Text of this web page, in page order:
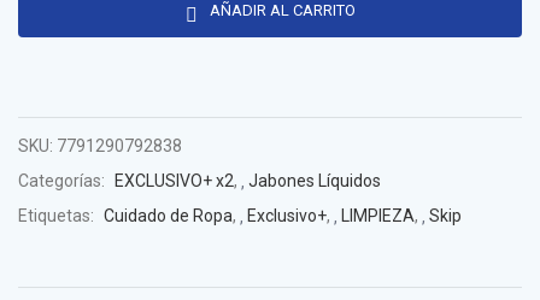
AÑADIR AL CARRITO
SKU: 7791290792838
Categorías:
EXCLUSIVO+ x2,
Jabones Líquidos
Etiquetas: Cuidado de Ropa, Exclusivo+, LIMPIEZA, Skip